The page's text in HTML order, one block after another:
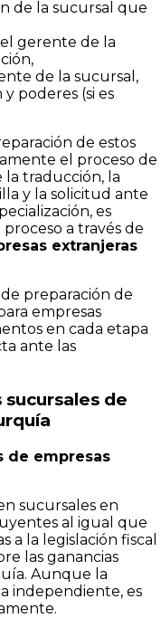
de la sucursal que
gerente de la
de la sucursal,
poderes (si es
de estos
el proceso de
la traducción, la
y la solicitud ante
es
a través de
extranjeras
preparación de
empresas
en cada etapa
ante las
de
de empresas
sucursales en
al igual que
a la legislación fiscal
las ganancias
Aunque la
independiente, es